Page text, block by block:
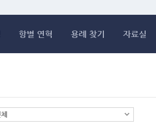
항별 연혁 용례 찾기 자료실